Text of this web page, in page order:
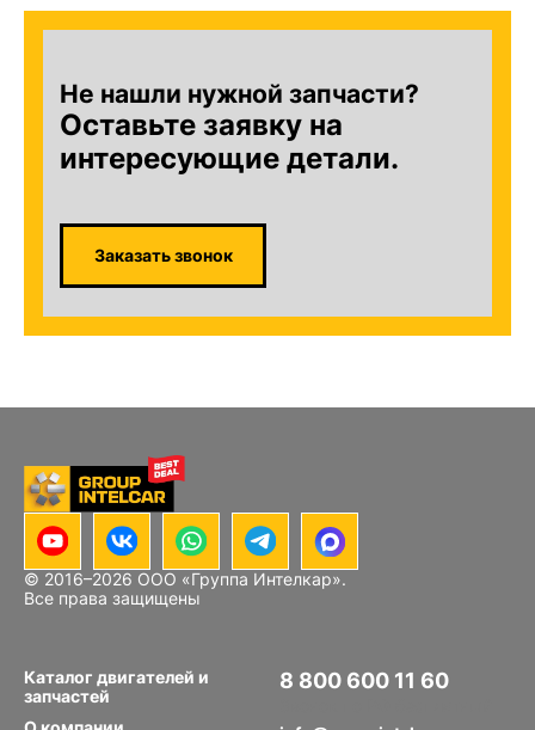
Не нашли нужной запчасти?
Оставьте заявку на
интересующие детали.
Заказать звонок
© 2016–2026 ООО «Группа Интелкар».
Все права защищены
Каталог двигателей и
запчастей
8 800 600 11 60